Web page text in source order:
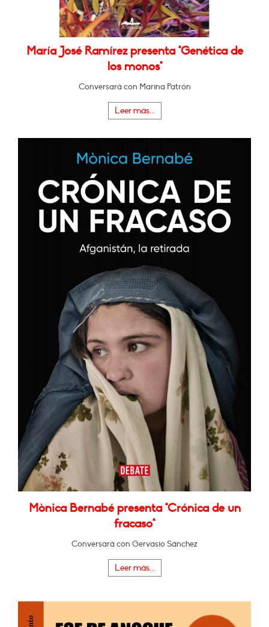
María José Ramírez presenta "Genética de
los monos"
Conversará con Marina Patrón
Leer más...
Mònica Bernabé presenta "Crónica de un
fracaso"
Conversará con Gervasio Sánchez
Leer más...